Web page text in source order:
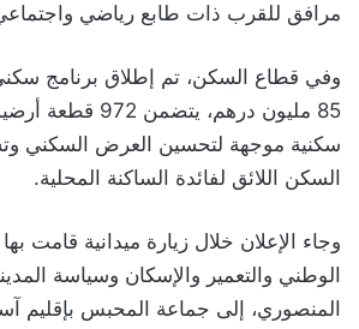
مرافق للقرب ذات طابع رياضي
وفي قطاع السكن، تم إطلاق برنامج
سكنية موجهة لتحسين العرض السكني
السكن اللائق لفائدة الساكنة المحلية.
وجاء الإعلان خلال زيارة ميدانية قامت
الوطني والتعمير والإسكان وسياسة
المنصوري، إلى جماعة المحبس بإقليم